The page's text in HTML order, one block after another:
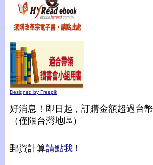
Designed by Freepik
好消息！即日起，訂購金額超過台幣
（僅限台灣地區）
郵資計算請點我！